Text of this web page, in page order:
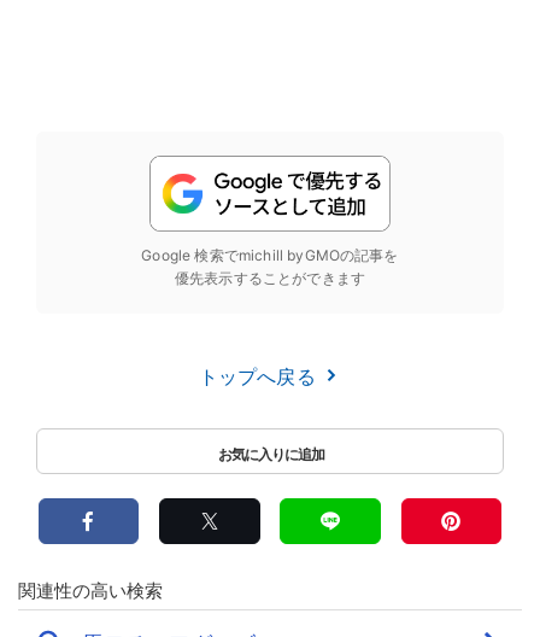
Google 検索でmichill byGMOの記事を
優先表示することができます
トップへ戻る